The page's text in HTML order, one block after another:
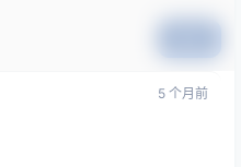
5 个月前